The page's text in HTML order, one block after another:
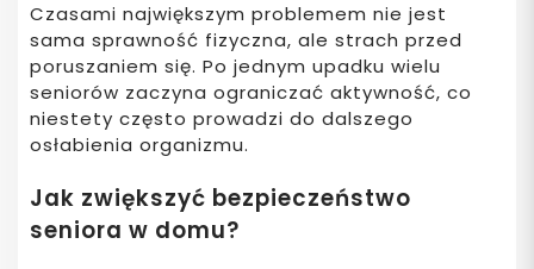
Czasami największym problemem nie jest
sama sprawność fizyczna, ale strach przed
poruszaniem się. Po jednym upadku wielu
seniorów zaczyna ograniczać aktywność, co
niestety często prowadzi do dalszego
osłabienia organizmu.
Jak zwiększyć bezpieczeństwo
seniora w domu?